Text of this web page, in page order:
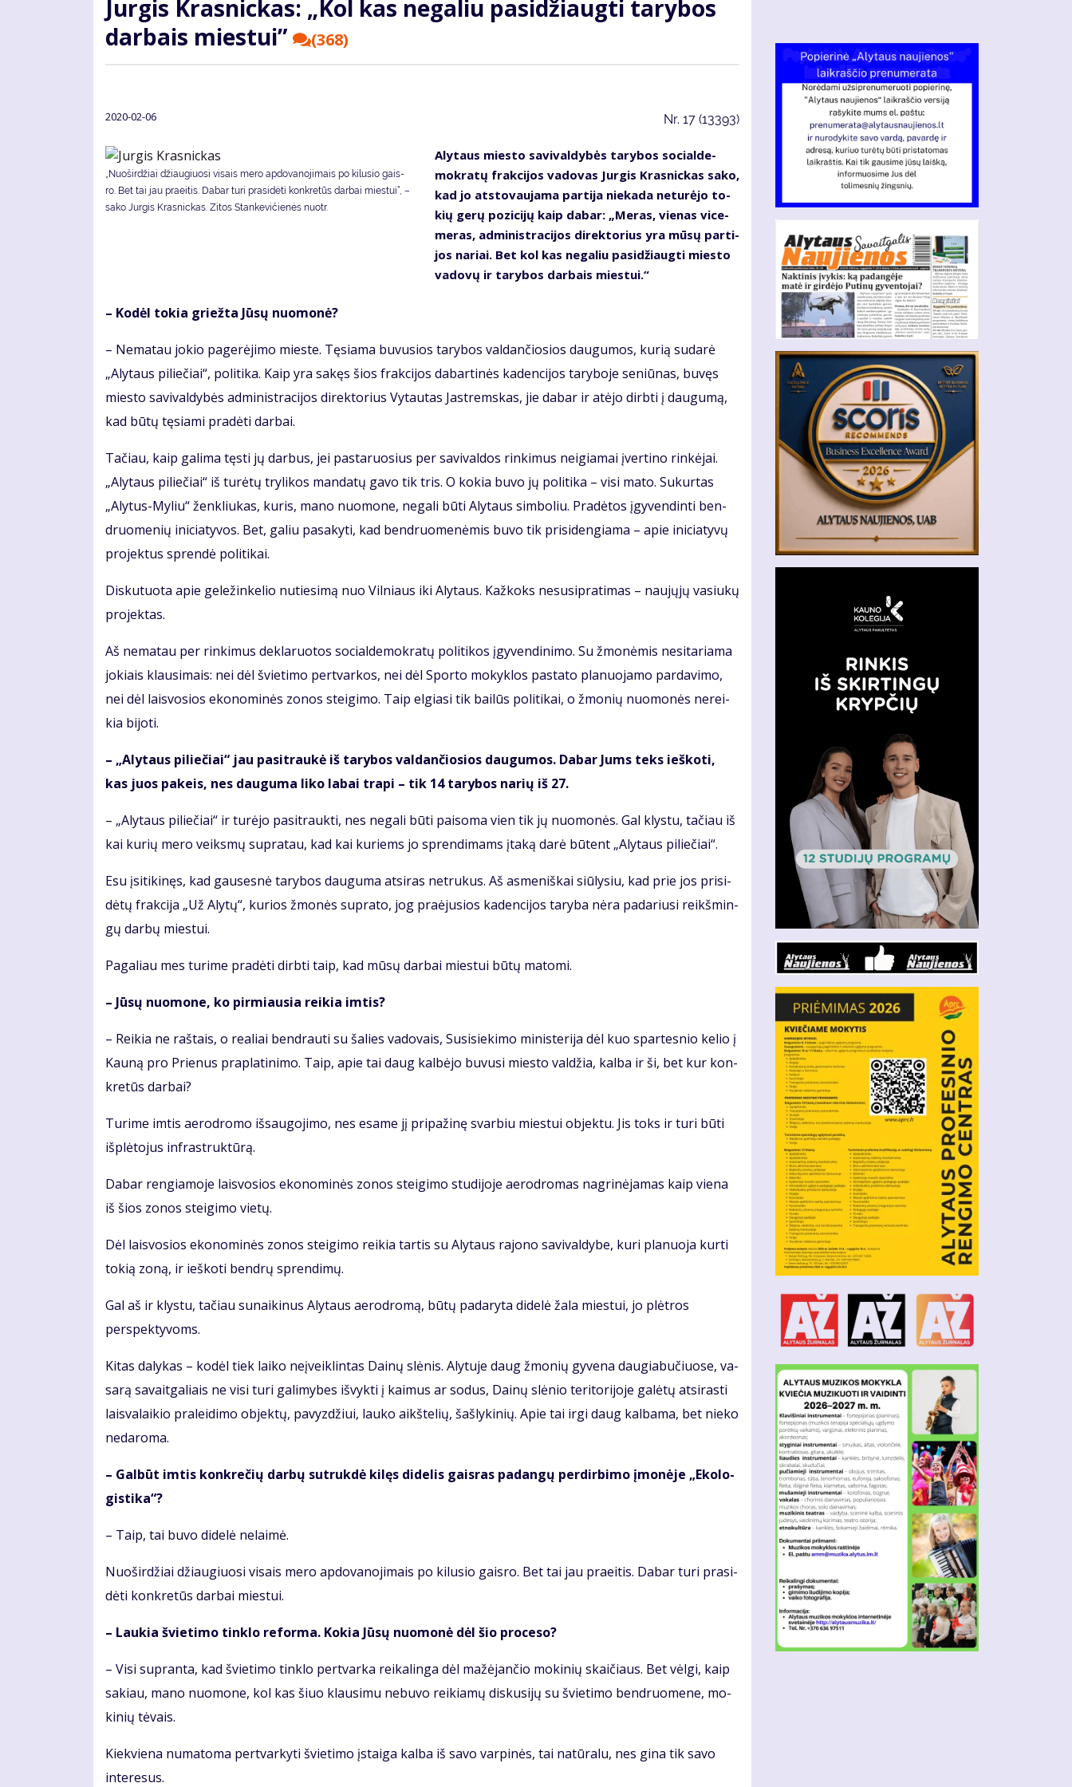
Jur­gis Kras­nic­kas: „Kol kas ne­ga­liu pa­si­džiaug­ti ta­ry­bos
dar­bais mies­tui”
(368)
2020-02-06 Nr. 17 (13393)
„Nuoširdžiai džiau­giuo­si vi­sais me­ro ap­do­va­no­ji­mais po ki­lu­sio gais­
ro. Bet tai jau praeitis. Da­bar tu­ri pra­si­dė­ti kon­kre­tūs dar­bai mies­tui“, –
sako Jurgis Krasnickas. Zi­tos Stan­ke­vi­čie­nės nuotr.
Aly­taus mies­to sa­vi­val­dy­bės ta­ry­bos so­cial­de­
mok­ra­tų frak­ci­jos va­do­vas Jur­gis Kras­nic­kas sa­ko,
kad jo at­sto­vau­ja­ma par­ti­ja nie­ka­da ne­tu­rė­jo to­
kių ge­rų po­zi­ci­jų kaip da­bar: „Me­ras, vie­nas vi­ce­
me­ras, ad­mi­nist­ra­ci­jos di­rek­to­rius yra mū­sų par­ti­
jos na­riai. Bet kol kas ne­ga­liu pa­si­džiaug­ti mies­to
va­do­vų ir ta­ry­bos dar­bais mies­tui.“
– Ko­dėl to­kia griež­ta Jū­sų nuo­mo­nė?
– Ne­ma­tau jo­kio pa­ge­rė­ji­mo mies­te. Tę­sia­ma bu­vu­sios ta­ry­bos val­dan­čio­sios dau­gu­mos, ku­rią su­da­rė
„Aly­taus pi­lie­čiai“, po­li­ti­ka. Kaip yra sa­kęs šios frak­ci­jos da­bar­ti­nės ka­den­ci­jos ta­ry­bo­je se­niū­nas, bu­vęs
mies­to sa­vi­val­dy­bės ad­mi­nist­ra­ci­jos di­rek­to­rius Vy­tau­tas Jast­rems­kas, jie da­bar ir at­ėjo dirb­ti į dau­gu­mą,
kad bū­tų tę­sia­mi pra­dė­ti dar­bai.
Ta­čiau, kaip ga­li­ma tęs­ti jų dar­bus, jei pas­ta­ruo­sius per sa­vi­val­dos rin­ki­mus ne­igia­mai įver­ti­no rin­kė­jai.
„Aly­taus pi­lie­čiai“ iš tu­rė­tų try­li­kos man­da­tų ga­vo tik tris. O ko­kia bu­vo jų po­li­ti­ka – vi­si ma­to. Su­kur­tas
„Aly­tus-My­liu“ žen­kliu­kas, ku­ris, ma­no nuo­mo­ne, ne­ga­li bū­ti Aly­taus sim­bo­liu. Pra­dė­tos įgy­ven­din­ti ben­
druo­me­nių ini­cia­ty­vos. Bet, ga­liu pa­sa­ky­ti, kad ben­druo­me­nė­mis bu­vo tik pri­si­den­gia­ma – apie ini­cia­ty­vų
pro­jek­tus spren­dė po­li­ti­kai.
Dis­ku­tuo­ta apie ge­le­žin­ke­lio nu­tie­si­mą nuo Vil­niaus iki Aly­taus. Kaž­koks nesu­si­pra­ti­mas – nau­jų­jų va­siu­kų
pro­jek­tas.
Aš ne­ma­tau per rin­ki­mus de­kla­ruo­tos so­cial­de­mok­ra­tų po­li­ti­kos įgy­ven­di­ni­mo. Su žmo­nė­mis ne­si­ta­ria­ma
jo­kiais klau­si­mais: nei dėl švie­ti­mo per­tvar­kos, nei dėl Spor­to mo­kyk­los pa­sta­to pla­nuo­ja­mo par­da­vi­mo,
nei dėl lais­vo­sios eko­no­mi­nės zo­nos stei­gi­mo. Taip el­gia­si tik bai­lūs po­li­ti­kai, o žmo­nių nuo­mo­nės ne­rei­
kia bi­jo­ti.
– „Aly­taus pi­lie­čiai“ jau pa­si­trau­kė iš ta­ry­bos val­dan­čio­sios dau­gu­mos. Da­bar Jums teks ieš­ko­ti,
kas juos pa­keis, nes dau­gu­ma li­ko la­bai tra­pi – tik 14 ta­ry­bos na­rių iš 27.
– „Aly­taus pi­lie­čiai“ ir tu­rė­jo pa­si­trauk­ti, nes ne­ga­li bū­ti pai­so­ma vien tik jų nuo­mo­nės. Gal klys­tu, ta­čiau iš
kai ku­rių me­ro veiks­mų su­pra­tau, kad kai ku­riems jo spren­di­mams įta­ką da­rė bū­tent „Aly­taus pi­lie­čiai“.
Esu įsi­ti­ki­nęs, kad gau­ses­nė ta­ry­bos dau­gu­ma at­si­ras ne­tru­kus. Aš as­me­niš­kai siū­ly­siu, kad prie jos pri­si­
dė­tų frak­ci­ja „Už Aly­tų“, ku­rios žmo­nės su­pra­to, jog pra­ėju­sios ka­den­ci­jos ta­ry­ba nė­ra pa­da­riu­si reikš­min­
gų dar­bų mies­tui.
Pa­ga­liau mes tu­ri­me pra­dė­ti dirb­ti taip, kad mū­sų dar­bai mies­tui bū­tų ma­to­mi.
– Jū­sų nuo­mo­ne, ko pir­miau­sia rei­kia im­tis?
– Rei­kia ne raš­tais, o re­a­liai ben­drau­ti su ša­lies va­do­vais, Su­si­sie­ki­mo mi­nis­te­ri­ja dėl kuo spar­tes­nio ke­lio į
Kau­ną pro Prie­nus pra­pla­ti­ni­mo. Taip, apie tai daug kal­bė­jo bu­vu­si mies­to val­džia, kal­ba ir ši, bet kur kon­
kre­tūs dar­bai?
Tu­ri­me im­tis ae­ro­dro­mo iš­sau­go­ji­mo, nes esa­me jį pri­pa­ži­nę svar­biu mies­tui ob­jek­tu. Jis toks ir tu­ri bū­ti
iš­plė­to­jus in­fra­struk­tū­rą.
Da­bar ren­gia­mo­je lais­vo­sios eko­no­mi­nės zo­nos stei­gi­mo stu­di­jo­je ae­ro­dro­mas nag­ri­nė­ja­mas kaip vie­na
iš šios zo­nos stei­gi­mo vie­tų.
Dėl lais­vo­sios eko­no­mi­nės zo­nos stei­gi­mo rei­kia tar­tis su Aly­taus ra­jo­no sa­vi­val­dy­be, ku­ri pla­nuo­ja kur­ti
to­kią zo­ną, ir ieš­ko­ti ben­drų spren­di­mų.
Gal aš ir klys­tu, ta­čiau su­nai­ki­nus Aly­taus ae­ro­dro­mą, bū­tų padaryta didelė žala miestui, jo plėtros
perspektyvoms.
Ki­tas da­ly­kas – ko­dėl tiek lai­ko ne­įveik­lin­tas Dai­nų slė­nis. Aly­tu­je daug žmo­nių gy­ve­na dau­gia­bu­čiuo­se, va­
sa­rą sa­vait­ga­liais ne vi­si tu­ri ga­li­my­bes iš­vyk­ti į kai­mus ar so­dus, Dai­nų slė­nio te­ri­to­ri­jo­je ga­lė­tų at­si­ras­ti
lais­va­lai­kio pra­lei­di­mo ob­jek­tų, pa­vyz­džiui, lau­ko aikš­te­lių, šaš­ly­ki­nių. Apie tai ir­gi daug kal­ba­ma, bet nie­ko
ne­da­ro­ma.
– Gal­būt im­tis kon­kre­čių dar­bų su­truk­dė ki­lęs di­de­lis gais­ras pa­dan­gų per­dir­bi­mo įmo­nė­je „Eko­lo­
gis­ti­ka“?
– Taip, tai bu­vo di­de­lė ne­lai­mė.
Nuoširdžiai džiau­giuo­si vi­sais me­ro ap­do­va­no­ji­mais po ki­lu­sio gais­ro. Bet tai jau praeitis. Da­bar tu­ri pra­si­
dė­ti kon­kre­tūs dar­bai mies­tui.
– Lau­kia švie­ti­mo tin­klo re­for­ma. Ko­kia Jū­sų nuo­mo­nė dėl šio pro­ce­so?
– Vi­si su­pran­ta, kad švie­ti­mo tin­klo per­tvar­ka rei­ka­lin­ga dėl ma­žė­jan­čio mo­ki­nių skai­čiaus. Bet vėl­gi, kaip
sa­kiau, mano nuomone, kol kas šiuo klau­si­mu nebuvo reikiamų dis­ku­si­jų su švie­ti­mo ben­druo­me­ne, mo­
ki­nių tė­vais.
Kiek­vie­na nu­ma­to­ma per­tvar­ky­ti švie­ti­mo įstai­ga kal­ba iš sa­vo var­pi­nės, tai natūralu, nes gina tik savo
interesus.